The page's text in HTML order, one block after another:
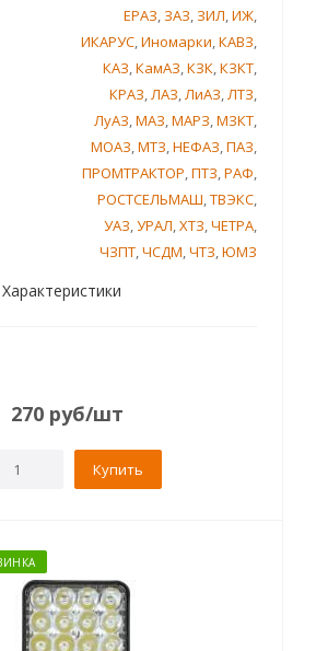
ЕРАЗ, ЗАЗ, ЗИЛ,ИЖ,
ИКАРУС,Иномарки,КАВЗ,
КАЗ,КамАЗ,КЗК,КЗКТ,
КРАЗ,ЛАЗ,ЛиАЗ,ЛТЗ,
ЛуАЗ,МАЗ,МАРЗ,МЗКТ,
МОАЗ,МТЗ,НЕФАЗ,ПАЗ,
ПРОМТРАКТОР,ПТЗ,РАФ,
РОСТСЕЛЬМАШ,ТВЭКС,
УАЗ,УРАЛ,ХТЗ,ЧЕТРА,
ЧЗПТ,ЧСДМ,ЧТЗ,ЮМЗ
Характеристики
270 руб/шт
Купить